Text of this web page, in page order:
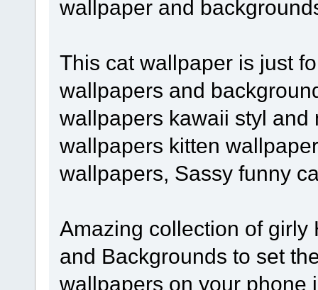
wallpaper and
This cat wallpaper is just
wallpapers and
wallpapers kawaii styl
wallpapers kitten
wallpapers, Sassy funny
Amazing collection of
and Backgrounds to set
wallpapers on your phone